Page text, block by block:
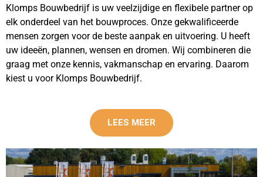
Klomps Bouwbedrijf is uw veelzijdige en flexibele partner op
elk onderdeel van het bouwproces. Onze gekwalificeerde
mensen zorgen voor de beste aanpak en uitvoering. U heeft
uw ideeën, plannen, wensen en dromen. Wij combineren die
graag met onze kennis, vakmanschap en ervaring. Daarom
kiest u voor Klomps Bouwbedrijf.
LEES MEER